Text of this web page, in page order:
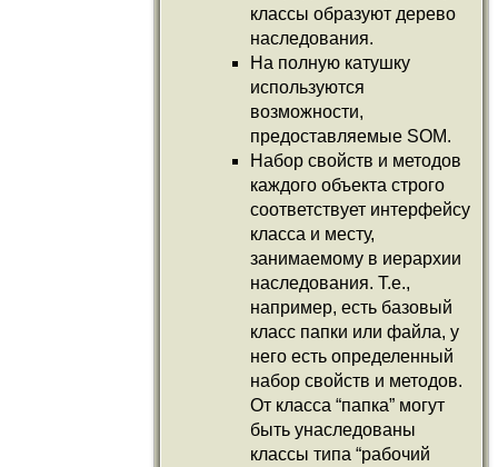
классы образуют дерево
наследования.
На полную катушку
используются
возможности,
предоставляемые SOM.
Набор свойств и методов
каждого объекта строго
соответствует интерфейсу
класса и месту,
занимаемому в иерархии
наследования. Т.е.,
например, есть базовый
класс папки или файла, у
него есть определенный
набор свойств и методов.
От класса “папка” могут
быть унаследованы
классы типа “рабочий